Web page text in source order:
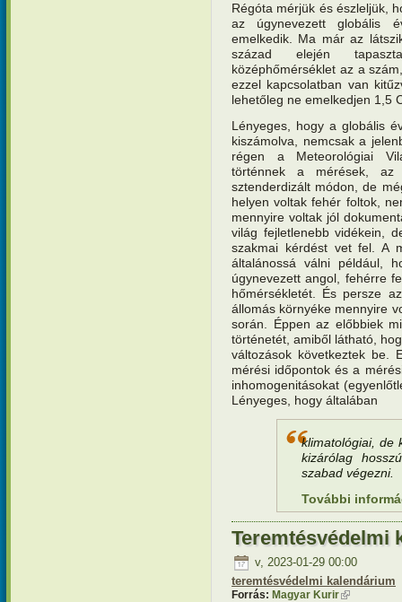
Régóta mérjük és észleljük,
az úgynevezett globális
emelkedik. Ma már az
század elején
középhőmérséklet az a
ezzel kapcsolatban van
lehetőleg ne emelkedjen 1,5
Lényeges, hogy a globális
kiszámolva, nemcsak a
régen a Meteorológiai
történnek a mérések, az
sztenderdizált módon, de
helyen voltak fehér foltok,
mennyire voltak jól
világ fejletlenebb vidékein,
szakmai kérdést vet fel. A
általánossá válni például,
úgynevezett angol, fehérre
hőmérsékletét. És persze
állomás környéke mennyire
során. Éppen az előbbiek
történetét, amiből látható,
változások következtek be.
mérési időpontok és a
inhomogenitásokat
Lényeges, hogy általában
klimatológiai, de
kizárólag
szabad végezni.
További
Teremtésvédelmi
v, 2023-01-29 00:00
teremtésvédelmi kalendárium
Forrás: Magyar Kurir(külső